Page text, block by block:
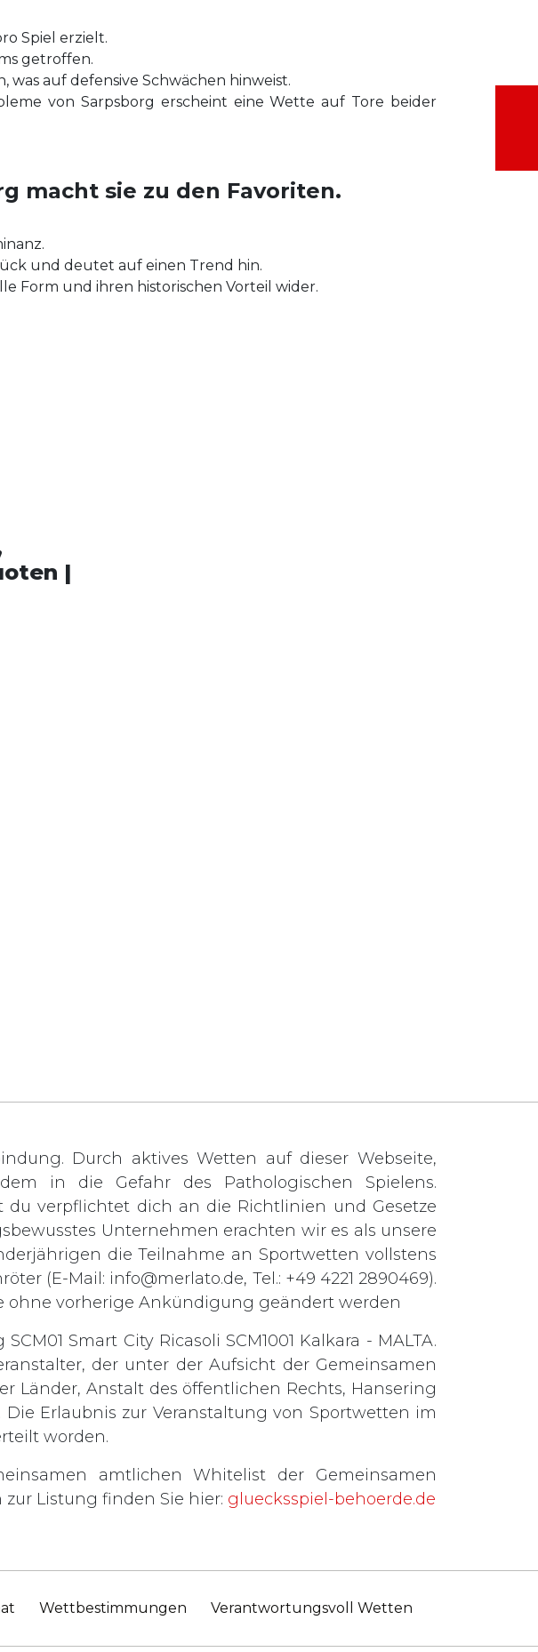
Spiel erzielt.
getroffen.
was auf defensive Schwächen hinweist.
von Sarpsborg erscheint eine Wette auf Tore beider
macht sie zu den Favoriten.
und deutet auf einen Trend hin.
Form und ihren historischen Vorteil wider.
|
Durch aktives Wetten auf dieser Webseite,
in die Gefahr des Pathologischen Spielens.
verpflichtet dich an die Richtlinien und Gesetze
Unternehmen erachten wir es als unsere
die Teilnahme an Sportwetten vollstens
(E-Mail: info@merlato.de, Tel.: +49 4221 2890469).
ohne vorherige Ankündigung geändert werden
Smart City Ricasoli SCM1001 Kalkara - MALTA.
der unter der Aufsicht der Gemeinsamen
Länder, Anstalt des öffentlichen Rechts, Hansering
Die Erlaubnis zur Veranstaltung von Sportwetten im
worden.
amtlichen Whitelist der Gemeinsamen
Listung finden Sie hier: gluecksspiel-behoerde.de
Wettbestimmungen Verantwortungsvoll Wetten